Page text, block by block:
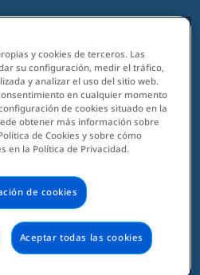
y cookies de terceros. Las
su configuración, medir el tráfico,
y analizar el uso del sitio web.
en cualquier momento
de cookies situado en la
obtener más información sobre
de Cookies y sobre cómo
en la Política de Privacidad.
de cookies
Aceptar todas las cookies